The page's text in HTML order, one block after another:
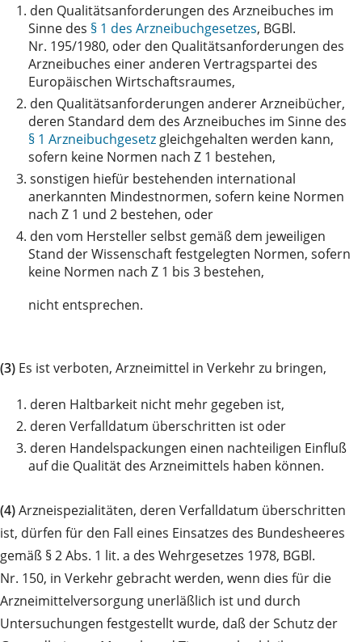
1. den Qualitätsanforderungen des Arzneibuches im
Sinne des § 1 des Arzneibuchgesetzes, BGBl.
Nr. 195/1980, oder den Qualitätsanforderungen des
Arzneibuches einer anderen Vertragspartei des
Europäischen Wirtschaftsraumes,
2. den Qualitätsanforderungen anderer Arzneibücher,
deren Standard dem des Arzneibuches im Sinne des
§ 1 Arzneibuchgesetz gleichgehalten werden kann,
sofern keine Normen nach Z 1 bestehen,
3. sonstigen hiefür bestehenden international
anerkannten Mindestnormen, sofern keine Normen
nach Z 1 und 2 bestehen, oder
4. den vom Hersteller selbst gemäß dem jeweiligen
Stand der Wissenschaft festgelegten Normen, sofern
keine Normen nach Z 1 bis 3 bestehen,
nicht entsprechen.
(3) Es ist verboten, Arzneimittel in Verkehr zu bringen,
1. deren Haltbarkeit nicht mehr gegeben ist,
2. deren Verfalldatum überschritten ist oder
3. deren Handelspackungen einen nachteiligen Einfluß
auf die Qualität des Arzneimittels haben können.
(4)Arzneispezialitäten, deren Verfalldatum überschritten
ist, dürfen für den Fall eines Einsatzes des Bundesheeres
gemäß § 2 Abs. 1 lit. a des Wehrgesetzes 1978, BGBl.
Nr. 150, in Verkehr gebracht werden, wenn dies für die
Arzneimittelversorgung unerläßlich ist und durch
Untersuchungen festgestellt wurde, daß der Schutz der